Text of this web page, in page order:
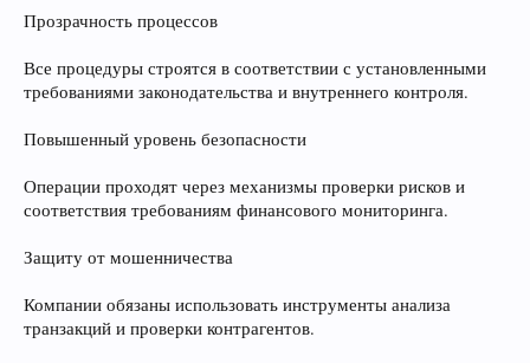
Прозрачность процессов
Все процедуры строятся в соответствии с установленными
требованиями законодательства и внутреннего контроля.
Повышенный уровень безопасности
Операции проходят через механизмы проверки рисков и
соответствия требованиям финансового мониторинга.
Защиту от мошенничества
Компании обязаны использовать инструменты анализа
транзакций и проверки контрагентов.